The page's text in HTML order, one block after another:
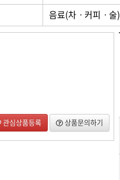
음료(차ㆍ커피ㆍ술)
관심상품등록 상품문의하기